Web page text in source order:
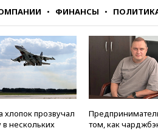
ФИНАНСЫ
хлопок прозвучал
в нескольких
том, как